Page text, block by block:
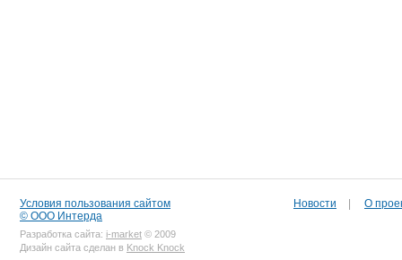
Условия пользования сайтом
© ООО Интерда
Разработка сайта: i-market © 2009
Дизайн сайта сделан в Knock Knock
Новости О